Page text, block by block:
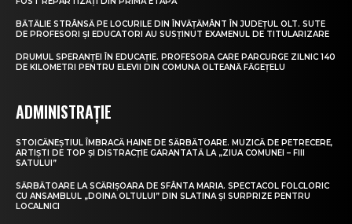
BĂTĂLIE STRÂNSĂ PE LOCURILE DIN ÎNVĂȚĂMÂNT ÎN JUDEȚUL OLT. SUTE
DE PROFESORI ȘI EDUCATORI AU SUSȚINUT EXAMENUL DE TITULARIZARE
DRUMUL SPERANȚEI ÎN EDUCAȚIE. PROFESORA CARE PARCURGE ZILNIC 140
DE KILOMETRI PENTRU ELEVII DIN COMUNA OLTEANĂ FĂGEȚELU
ADMINISTRAȚIE
STOICĂNEȘTIUL ÎMBRACĂ HAINE DE SĂRBĂTOARE. MUZICĂ DE PETRECERE,
ARTIȘTI DE TOP ȘI DISTRACȚIE GARANTATĂ LA „ZIUA COMUNEI – FIII
SATULUI”
SĂRBĂTOARE LA SCĂRIȘOARA DE SFÂNTA MARIA. SPECTACOL FOLCLORIC
CU ANSAMBLUL „DOINA OLTULUI” DIN SLATINA ȘI SURPRIZE PENTRU
LOCALNICI